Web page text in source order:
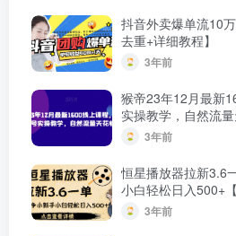
抖音外卖爆单流10
去重+详细教程】
3年前
猴帝23年12月最新
实操教学，自然流
3年前
恒星播放器拉新3.6
小白轻松日入500+【
3年前